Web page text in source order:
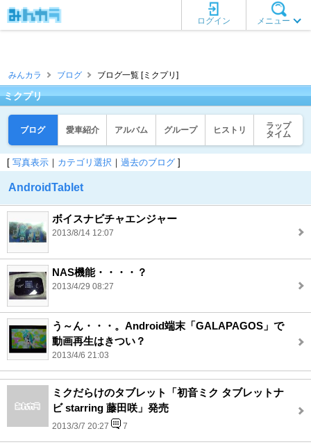
メニュー
ログイン
みんカラ ブログ ブログ一覧 [ミクプリ]
ミクプリ
ブログ 愛車紹介 アルバム グループ ヒストリ
ラップ
タイム
[ 写真表示 ｜ カテゴリ選択 ｜ 過去のブログ ]
AndroidTablet
ボイスナビチャエンジャー
2013/8/14 12:07
NAS機能・・・・？
2013/4/29 08:27
う～ん・・・。Android端末「GALAPAGOS」で
動画再生はきつい？
2013/4/6 21:03
ミクだらけのタブレット「初音ミク タブレットナ
ビ starring 藤田咲」発売
2013/3/7 20:27 7